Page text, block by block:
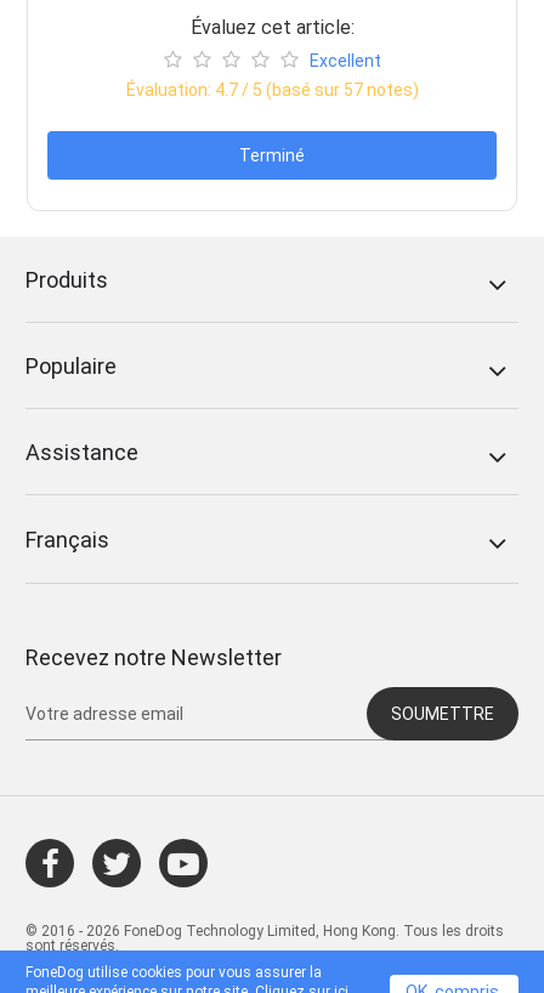
Évaluez cet article:
Excellent
Évaluation: 4.7/ 5 (basé sur 57notes)
Terminé
Produits
Populaire
Assistance
Français
Recevez notre Newsletter
SOUMETTRE
© 2016 - 2026 FoneDog Technology Limited, Hong Kong. Tous les droits
sont réservés.
FoneDog utilise cookies pour vous assurer la